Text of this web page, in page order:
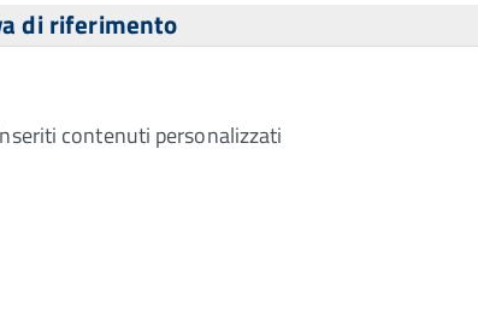
di riferimento
contenuti personalizzati